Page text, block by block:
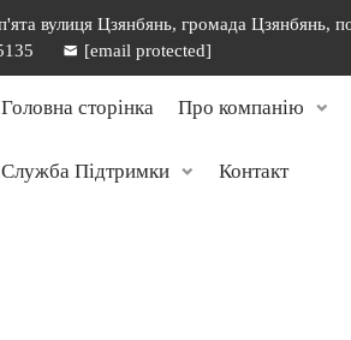
вулиця Цзянбянь, громада Цзянбянь,
[email protected]
Головна сторінка Про компанію
Служба Підтримки Контакт